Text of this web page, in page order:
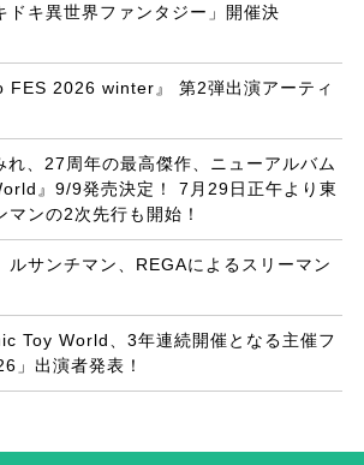
ドキ異世界ファンタジー」開催決
FES 2026 winter』 第2弾出演アーティ
れ、27周年の最高傑作、ニューアルバム
』9/9発売決定！ 7月29日正午より東
ンの2次先行も開始！
ルサンチマン、REGAによるスリーマン
Toy World、3年連続開催となる主催フ
」出演者発表！